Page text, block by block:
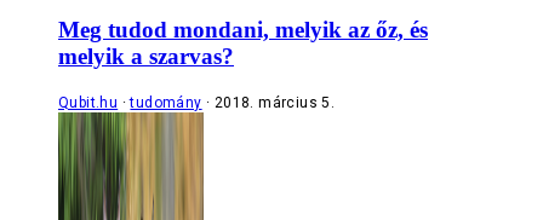
Meg tudod mondani, melyik az őz, és
melyik a szarvas?
Qubit.hu tudomány 2018. március 5.